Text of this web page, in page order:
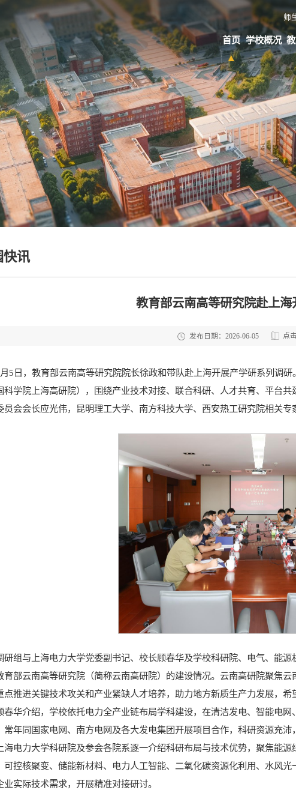
师
首页 学校概况
快讯
教育部云南高等研究院赴上
发布日期：2026-06-05 点
5日，教育部云南高等研究院院长徐政和带队赴上海开展产学研系列调
科学院上海高研院），围绕产业技术对接、联合科研、人才共育、平台
员会会长应光伟，昆明理工大学、南方科技大学、西安热工研究院相关专
研组与上海电力大学党委副书记、校长顾春华及学校科研院、电气、能
育部云南高等研究院（简称云南高研院）的建设情况。云南高研院聚焦
点推进关键技术攻关和产业紧缺人才培养，助力地方新质生产力发展，希
春华介绍，学校依托电力全产业链布局学科建设，在清洁发电、智能电
常年同国家电网、南方电网及各大发电集团开展项目合作，科研资源充沛
上海电力大学科研院及参会各院系逐一介绍科研布局与技术优势，聚焦能
可控核聚变、储能新材料、电力人工智能、二氧化碳资源化利用、水风
业实际技术需求，开展精准对接研讨。